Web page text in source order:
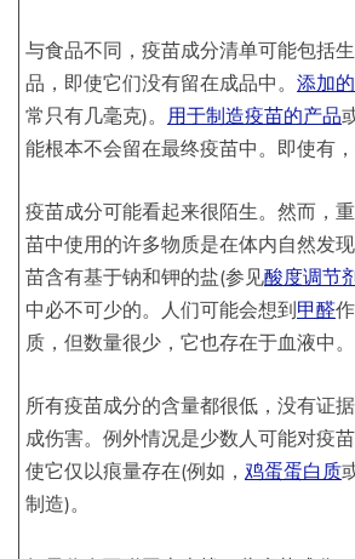
与食品不同，疫苗成分清单可能包括
品，即使它们没有留在成品中。 添加
常只有几毫克)。 用于制造疫苗的产品
能根本不会留在最终疫苗中。即使有，
疫苗成分可能看起来很陌生。然而，
苗中使用的许多物质是在体内自然发
苗含有基于钠和钾的盐(参见酸度调节
中必不可少的。人们可能会想到甲醛
质，但数量很少，它也存在于血液中。
所有疫苗成分的含量都很低，没有证
成伤害。例外情况是少数人可能对疫
使它仅以痕量存在(例如， 鸡蛋蛋白质
制造)。